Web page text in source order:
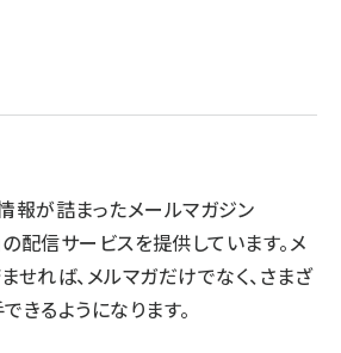
報が詰まったメールマガジン
配信サービスを提供しています。メ
せれば、メルマガだけでなく、さまざ
きるようになります。